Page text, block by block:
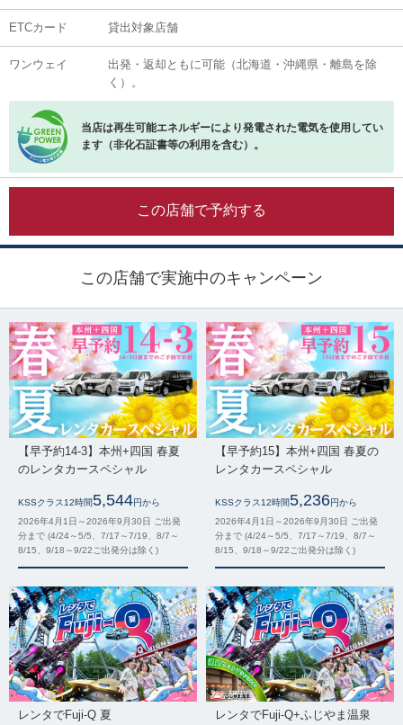
ETCカード 貸出対象店舗
ワンウェイ
出発・返却ともに可能（北海道・沖縄県・離島を除
く）。
当店は再生可能エネルギーにより発電された電気を使用してい
ます（非化石証書等の利用を含む）。
この店舗で予約する
この店舗で実施中のキャンペーン
【早予約14-3】本州+四国 春夏
のレンタカースペシャル
KSSクラス12時間5,544円から
2026年4月1日～2026年9月30日 ご出発
分まで (4/24～5/5、7/17～7/19、8/7～
8/15、9/18～9/22ご出発分は除く)
【早予約15】本州+四国 春夏の
レンタカースペシャル
KSSクラス12時間5,236円から
2026年4月1日～2026年9月30日 ご出発
分まで (4/24～5/5、7/17～7/19、8/7～
8/15、9/18～9/22ご出発分は除く)
レンタでFuji-Q 夏
レンタでFuji-Q+ふじやま温泉